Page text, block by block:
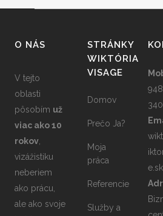
O NÁS
V tejto
oblasti
pôsobím už
viac ako 10
rokov,
vizážistiku
neberiem
ako prácu,
ale ako svoje
STRÁNKY
WIKTÓRIA
VISAGE
Domov
Prečo Ja?
Moja
práca
Referencie
Služby a
340
e.sk